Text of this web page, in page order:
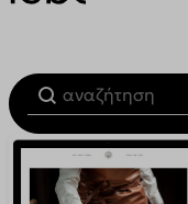
Filter by Product Category